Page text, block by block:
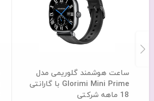
ساعت هوشمند گلوریمی مدل
Glorimi Mini Prime با گارانتی
18 ماهه شرکتی